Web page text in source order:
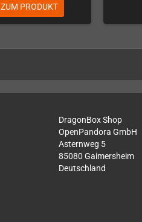
ZUM PRODUKT
DragonBox Shop
OpenPandora GmbH
Asternweg 5
85080 Gaimersheim
Deutschland